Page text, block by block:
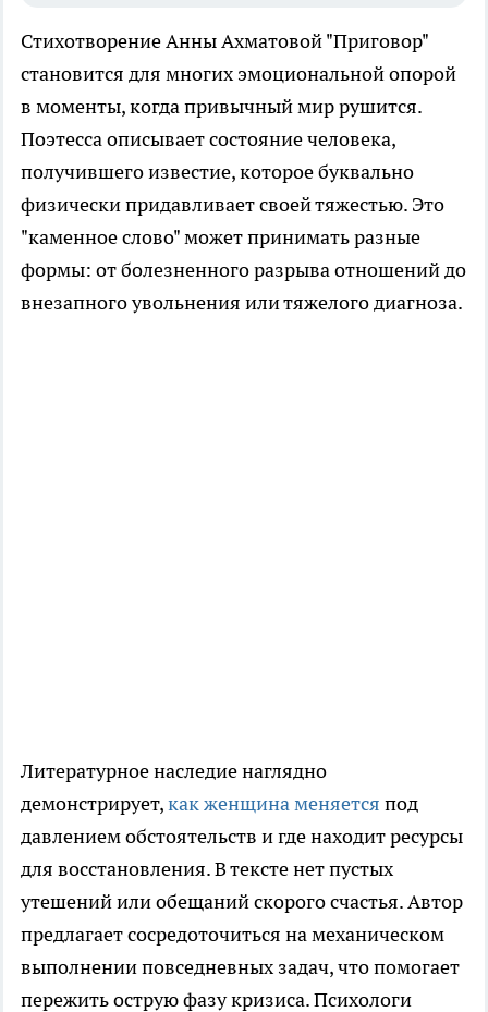
Стихотворение Анны Ахматовой "Приговор"
становится для многих эмоциональной опорой
в моменты, когда привычный мир рушится.
Поэтесса описывает состояние человека,
получившего известие, которое буквально
физически придавливает своей тяжестью. Это
"каменное слово" может принимать разные
формы: от болезненного разрыва отношений до
внезапного увольнения или тяжелого диагноза.
Литературное наследие наглядно
демонстрирует,как женщина меняется под
давлением обстоятельств и где находит ресурсы
для восстановления. В тексте нет пустых
утешений или обещаний скорого счастья. Автор
предлагает сосредоточиться на механическом
выполнении повседневных задач, что помогает
пережить острую фазу кризиса. Психологи